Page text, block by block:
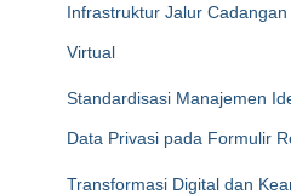
Infrastruktur Jalur
Virtual
Standardisasi Manajemen
Data Privasi pada Formulir
Transformasi Digital dan